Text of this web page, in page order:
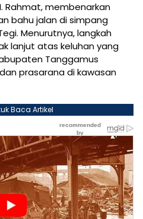
Rahmat, membenarkan
bahu jalan di simpang
Menurutnya, langkah
lanjut atas keluhan yang
Tanggamus
prasarana di kawasan
Baca Artikel